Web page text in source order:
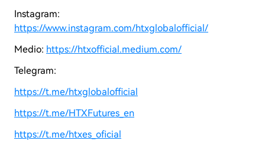
Instagram:
https://www.instagram.com/htxglobalofficial/
Medio: https://htxofficial.medium.com/
Telegram:
https://t.me/htxglobalofficial
https://t.me/HTXFutures_en
https://t.me/htxes_oficial